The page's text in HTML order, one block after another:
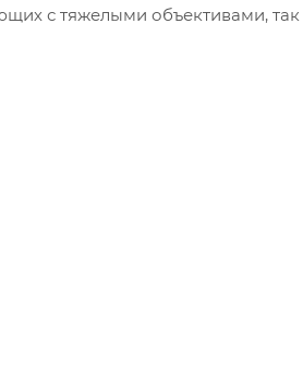
с тяжелыми объективами,